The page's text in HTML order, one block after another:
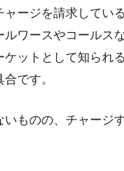
ージを請求してい
ルワースやコールス
ケットとして知られ
です。
ものの、チャージ